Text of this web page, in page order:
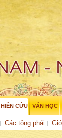
CỨU
Các tông phái
VĂN HỌC